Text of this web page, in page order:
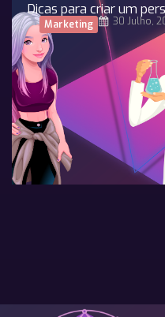
Dicas para criar um
Marketing 30 Julho,